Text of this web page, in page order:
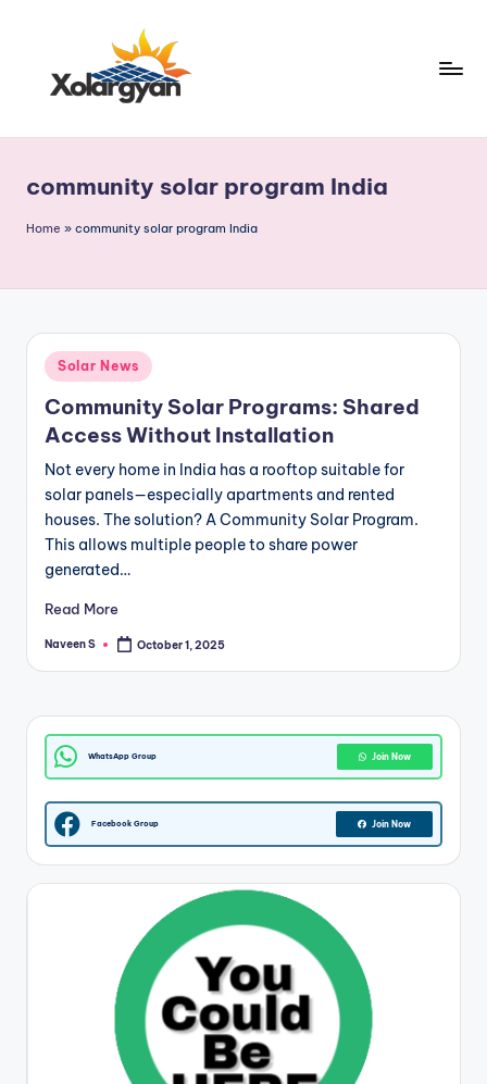
content
l
a
y
a
n.
c
o
m
community solar program India
Home » community solar program India
Posted
in
Solar News
Community Solar Programs: Shared
Access Without Installation
Not every home in India has a rooftop suitable for
solar panels—especially apartments and rented
houses. The solution? A Community Solar Program.
This allows multiple people to share power
generated…
Read More
Posted
Naveen S October 1, 2025
WhatsApp Group Join Now
Facebook Group Join Now